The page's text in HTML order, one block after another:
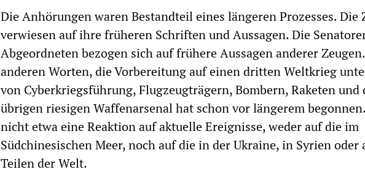
Die Anhörungen waren Bestandteil eines längeren Prozesses. Die
verwiesen auf ihre früheren Schriften und Aussagen. Die
Abgeordneten bezogen sich auf frühere Aussagen anderer
anderen Worten, die Vorbereitung auf einen dritten Weltkrieg
von Cyberkriegsführung, Flugzeugträgern, Bombern, Raketen und
übrigen riesigen Waffenarsenal hat schon vor längerem
nicht etwa eine Reaktion auf aktuelle Ereignisse, weder auf die im
Südchinesischen Meer, noch auf die in der Ukraine, in Syrien oder
Teilen der Welt.